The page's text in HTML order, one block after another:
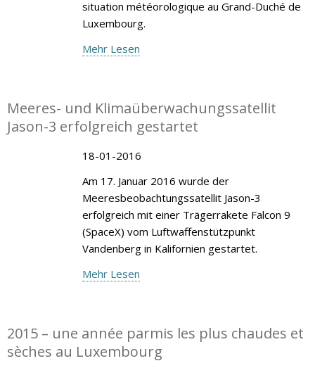
situation météorologique au Grand-Duché de
Luxembourg.
Mehr Lesen
Meeres- und Klimaüberwachungssatellit
Jason-3 erfolgreich gestartet
18-01-2016
Am 17. Januar 2016 wurde der
Meeresbeobachtungssatellit Jason-3
erfolgreich mit einer Trägerrakete Falcon 9
(SpaceX) vom Luftwaffenstützpunkt
Vandenberg in Kalifornien gestartet.
Mehr Lesen
2015 – une année parmis les plus chaudes et
sèches au Luxembourg